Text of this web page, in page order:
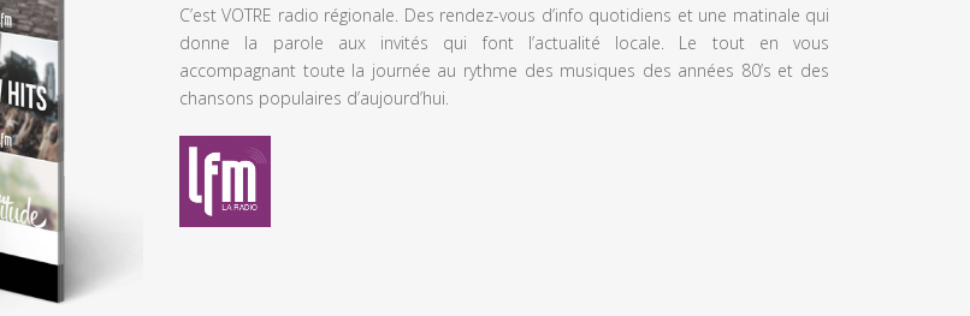
C’est VOTRE radio régionale. Des rendez-vous d’info quotidiens et une matinale qui
donne la parole aux invités qui font l’actualité locale. Le tout en vous
accompagnant toute la journée au rythme des musiques des années 80’s et des
chansons populaires d’aujourd’hui.